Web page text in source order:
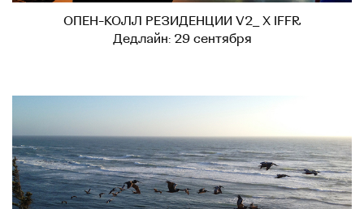
ОПЕН-КОЛЛ РЕЗИДЕНЦИИ V2_ X IFFR
Дедлайн: 29 сентября